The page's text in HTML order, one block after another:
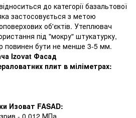
до категорії базальтової
застосовується з метою
об'єктів. Утеплювач
під "мокру" штукатурку,
повинен бути не менше 3-5 мм.
Izovat Фасад
плит в міліметрах:
Изоват FASAD:
- 0,012 МПа.